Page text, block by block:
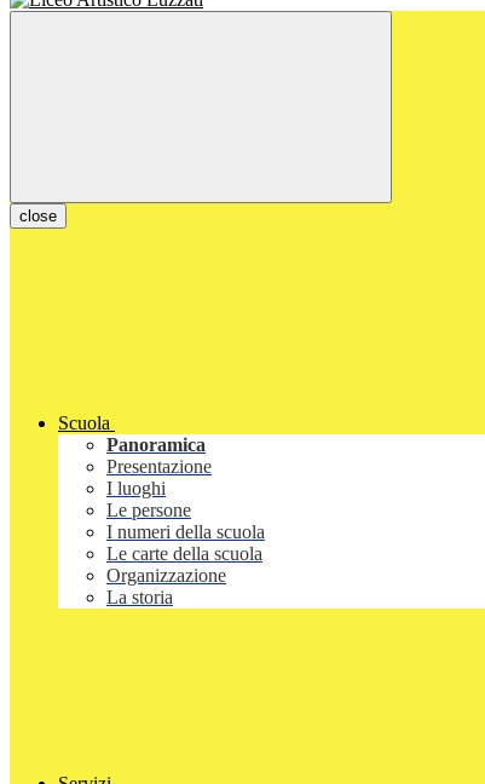
close
Scuola
Panoramica
Presentazione
I luoghi
Le persone
I numeri della scuola
Le carte della scuola
Organizzazione
La storia